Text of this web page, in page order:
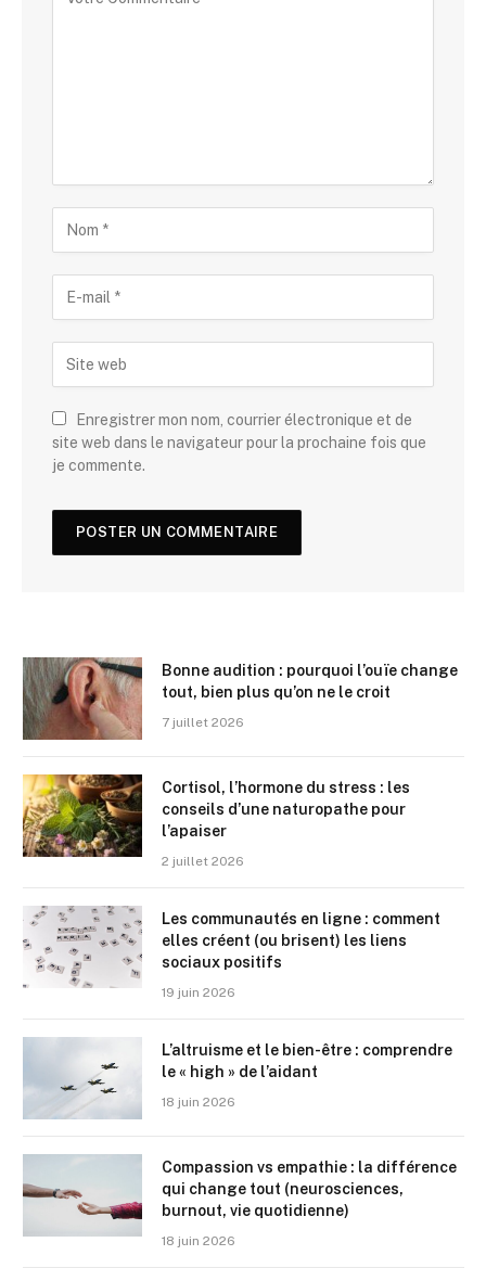
Enregistrer mon nom, courrier électronique et de
site web dans le navigateur pour la prochaine fois que
je commente.
Bonne audition : pourquoi l’ouïe change
tout, bien plus qu’on ne le croit
7 juillet 2026
Cortisol, l’hormone du stress : les
conseils d’une naturopathe pour
l’apaiser
2 juillet 2026
Les communautés en ligne : comment
elles créent (ou brisent) les liens
sociaux positifs
19 juin 2026
L’altruisme et le bien-être : comprendre
le « high » de l’aidant
18 juin 2026
Compassion vs empathie : la différence
qui change tout (neurosciences,
burnout, vie quotidienne)
18 juin 2026